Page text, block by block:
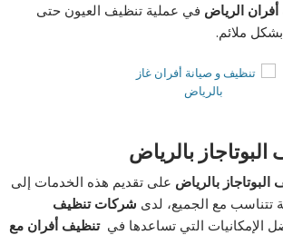
الرياض في عملية تنظيف العيون حتى
ملائم.
بالرياض
بالرياض على تقديم هذه الخدمات إلى
تتناسب مع الجميع، لدى شركات تنظيف
الإمكانيات التي تساعدها فيتنظيف أفران مع